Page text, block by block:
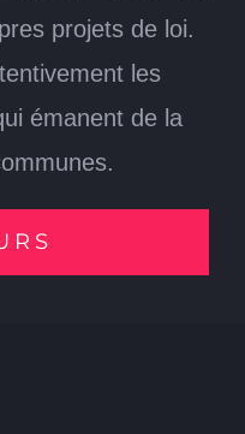
projets de loi.
les
émanent de la